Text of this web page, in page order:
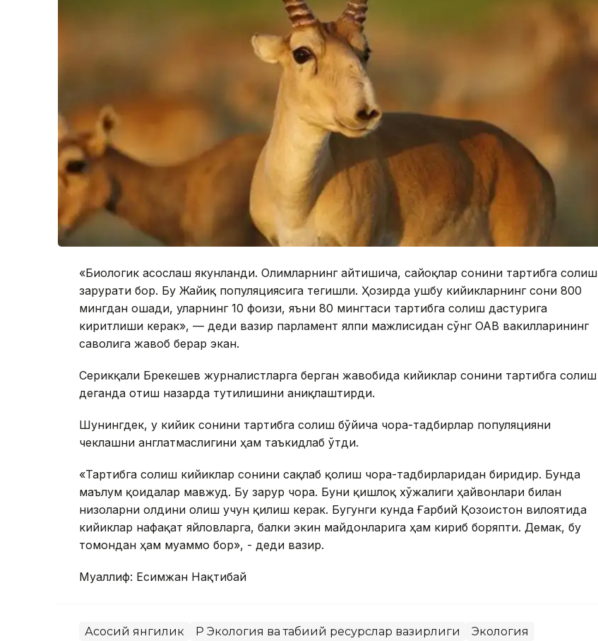
«Биологик асослаш якунланди. Олимларнинг айтишича, сайғоқлар сонини тартибга солиш
зарурати бор. Бу Жайиқ популяциясига тегишли. Ҳозирда ушбу кийикларнинг сони 800
мингдан ошади, уларнинг 10 фоизи, яъни 80 мингтаси тартибга солиш дастурига
киритлиши керак», — деди вазир парламент ялпи мажлисидан сўнг ОАВ вакилларининг
саволига жавоб берар экан.
Серикқали Брекешев журналистларга берган жавобида кийиклар сонини тартибга солиш
деганда отиш назарда тутилишини аниқлаштирди.
Шунингдек, у кийик сонини тартибга солиш бўйича чора-тадбирлар популяцияни
чеклашни англатмаслигини ҳам таъкидлаб ўтди.
«Тартибга солиш кийиклар сонини сақлаб қолиш чора-тадбирларидан биридир. Бунда
маълум қоидалар мавжуд. Бу зарур чора. Буни қишлоқ хўжалиги ҳайвонлари билан
низоларни олдини олиш учун қилиш керак. Бугунги кунда Ғарбий Қозоғистон вилоятида
кийиклар нафақат яйловларга, балки экин майдонларига ҳам кириб боряпти. Демак, бу
томондан ҳам муаммо бор», - деди вазир.
Муаллиф: Есимжан Нақтибай
Асосий янгилик ҚР Экология ва табиий ресурслар вазирлиги
Экология